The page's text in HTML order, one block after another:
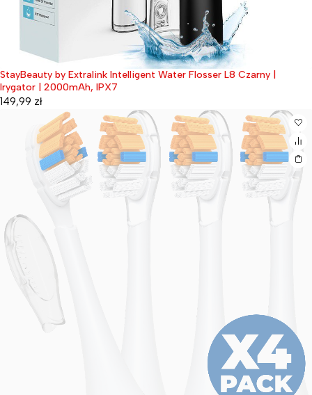
StayBeauty by Extralink Intelligent Water Flosser L8 Czarny |
Irygator | 2000mAh, IPX7
149,99 zł